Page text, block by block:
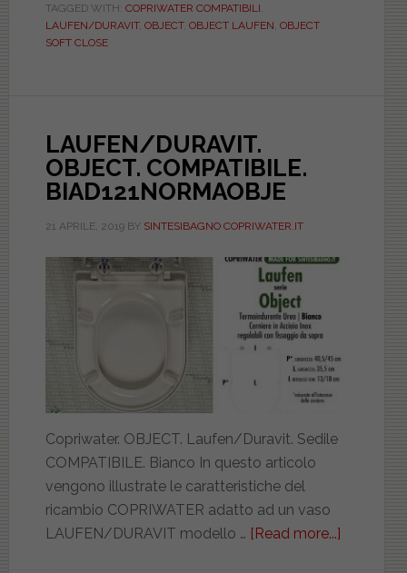
SOFT
CLOSE.
TAGGED WITH: COPRIWATER COMPATIBILI
LAUFEN/DURAVIT, OBJECT, OBJECT LAUFEN OBJECT
SOFT CLOSE
LAUFEN/DURAVIT.
OBJECT. COMPATIBILE.
BIAD121NORMAOBJE
21 APRILE, 2019BY SINTESIBAGNO COPRIWATER.IT
Copriwater. OBJECT. Laufen/Duravit. Sedile
COMPATIBILE. Bianco In questo articolo
vengono illustrate le caratteristiche del
ricambio COPRIWATER adatto ad un vaso
LAUFEN/DURAVIT modello … [Read more...]